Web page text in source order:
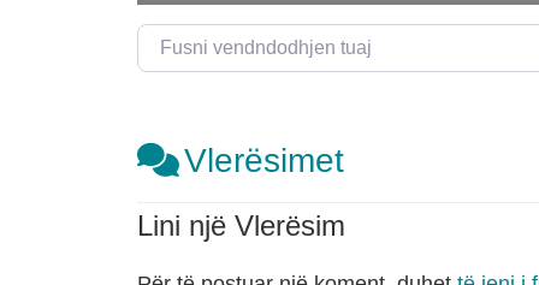
Fusni vendndodhjen tuaj
Vlerësimet
Lini një Vlerësim